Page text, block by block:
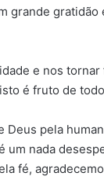
grande gratidão
e nos
é fruto de
pela
nada
fé,